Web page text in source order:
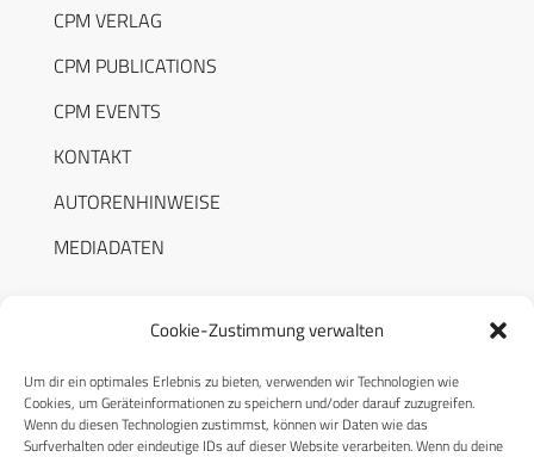
Cookie-Zustimmung verwalten
Um dir ein optimales Erlebnis zu bieten, verwenden wir Technologien wie
Cookies, um Geräteinformationen zu speichern und/oder darauf zuzugreifen.
Wenn du diesen Technologien zustimmst, können wir Daten wie das
Surfverhalten oder eindeutige IDs auf dieser Website verarbeiten. Wenn du deine
CPM VERLAG
CPM PUBLICATIONS
CPM EVENTS
KONTAKT
AUTORENHINWEISE
MEDIADATEN
RECHTLICHES